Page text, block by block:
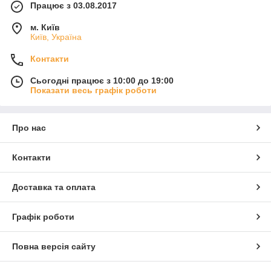
Працює з 03.08.2017
м. Київ
Київ, Україна
Контакти
Сьогодні працює з 10:00 до 19:00
Показати весь графік роботи
Про нас
Контакти
Доставка та оплата
Графік роботи
Повна версія сайту